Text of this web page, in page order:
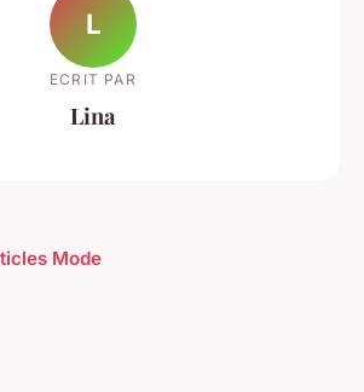
L
ECRIT PAR
Lina
Mode